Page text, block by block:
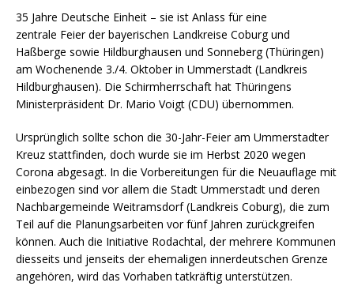
35 Jahre Deutsche Einheit – sie ist Anlass für eine
zentrale Feier der bayerischen Landkreise Coburg und
Haßberge sowie Hildburghausen und Sonneberg (Thüringen)
am Wochenende 3./4. Oktober in Ummerstadt (Landkreis
Hildburghausen). Die Schirmherrschaft hat Thüringens
Ministerpräsident Dr. Mario Voigt (CDU) übernommen.
Ursprünglich sollte schon die 30-Jahr-Feier am Ummerstadter
Kreuz stattfinden, doch wurde sie im Herbst 2020 wegen
Corona abgesagt. In die Vorbereitungen für die Neuauflage mit
einbezogen sind vor allem die Stadt Ummerstadt und deren
Nachbargemeinde Weitramsdorf (Landkreis Coburg), die zum
Teil auf die Planungsarbeiten vor fünf Jahren zurückgreifen
können. Auch die Initiative Rodachtal, der mehrere Kommunen
diesseits und jenseits der ehemaligen innerdeutschen Grenze
angehören, wird das Vorhaben tatkräftig unterstützen.